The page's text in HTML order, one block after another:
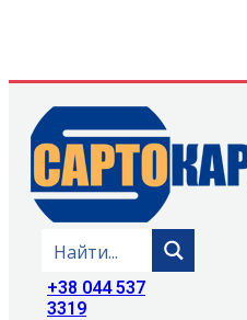
+38 044 537
3319